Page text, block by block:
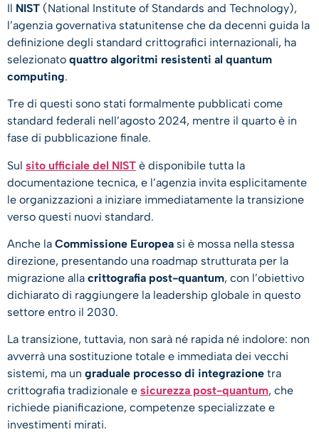
Il NIST (National Institute of Standards and Technology),
l’agenzia governativa statunitense che da decenni guida la
definizione degli standard crittografici internazionali, ha
selezionato quattro algoritmi resistenti al quantum
computing.
Tre di questi sono stati formalmente pubblicati come
standard federali nell’agosto 2024, mentre il quarto è in
fase di pubblicazione finale.
Sul sito ufficiale del NIST è disponibile tutta la
documentazione tecnica, e l’agenzia invita esplicitamente
le organizzazioni a iniziare immediatamente la transizione
verso questi nuovi standard.
Anche la Commissione Europea si è mossa nella stessa
direzione, presentando una roadmap strutturata per la
migrazione alla crittografia post-quantum, con l’obiettivo
dichiarato di raggiungere la leadership globale in questo
settore entro il 2030.
La transizione, tuttavia, non sarà né rapida né indolore: non
avverrà una sostituzione totale e immediata dei vecchi
sistemi, ma un graduale processo di integrazione tra
crittografia tradizionale e sicurezza post-quantum, che
richiede pianificazione, competenze specializzate e
investimenti mirati.